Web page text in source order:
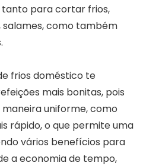
tanto para cortar frios,
salames, como também
frios doméstico te
mais bonitas, pois
uniforme, como
rápido, o que permite uma
vários benefícios para
a economia de tempo,